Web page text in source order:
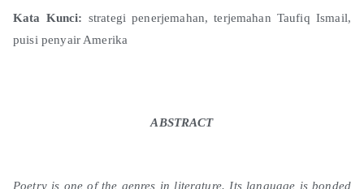
Kata Kunci: strategi penerjemahan, terjemahan Taufiq Ismail,
puisi penyair Amerika
ABSTRACT
Poetry is one of the genres in literature. Its language is bonded